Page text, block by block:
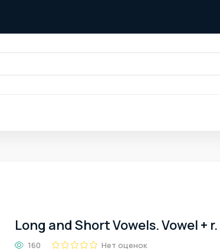
Long and Short Vowels. Vowel +
160 Нет оценок